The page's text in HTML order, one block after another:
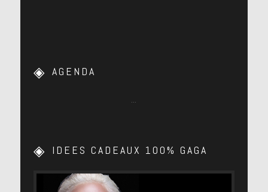
AGENDA
IDEES CADEAUX 100% GAGA